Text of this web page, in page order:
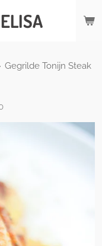
Gegrilde Tonijn Steak